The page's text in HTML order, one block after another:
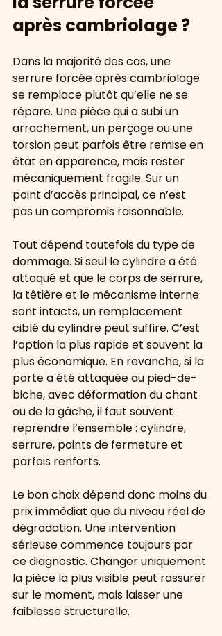
après cambriolage ?
Dans la majorité des cas, une
serrure forcée après cambriolage
se remplace plutôt qu’elle ne se
répare. Une pièce qui a subi un
arrachement, un perçage ou une
torsion peut parfois être remise en
état en apparence, mais rester
mécaniquement fragile. Sur un
point d’accès principal, ce n’est
pas un compromis raisonnable.
Tout dépend toutefois du type de
dommage. Si seul le cylindre a été
attaqué et que le corps de serrure,
la têtière et le mécanisme interne
sont intacts, un remplacement
ciblé du cylindre peut suffire. C’est
l’option la plus rapide et souvent la
plus économique. En revanche, si la
porte a été attaquée au pied-de-
biche, avec déformation du chant
ou de la gâche, il faut souvent
reprendre l’ensemble : cylindre,
serrure, points de fermeture et
parfois renforts.
Le bon choix dépend donc moins du
prix immédiat que du niveau réel de
dégradation. Une intervention
sérieuse commence toujours par
ce diagnostic. Changer uniquement
la pièce la plus visible peut rassurer
sur le moment, mais laisser une
faiblesse structurelle.